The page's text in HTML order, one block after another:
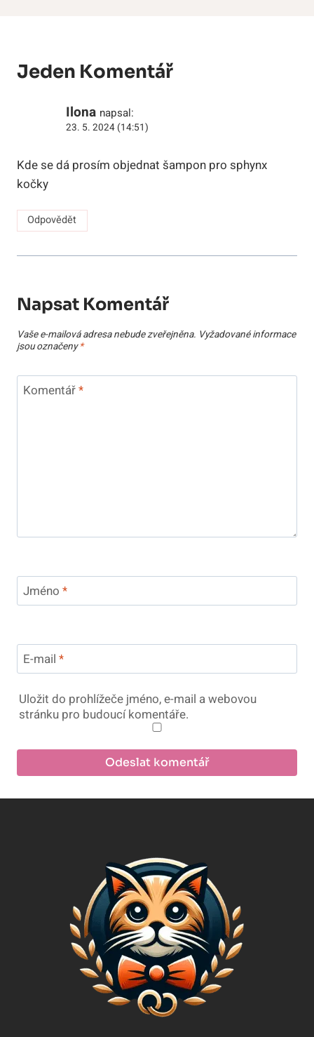
Jeden Komentář
Ilona napsal:
23. 5. 2024 (14:51)
Kde se dá prosím objednat šampon pro sphynx
kočky
Odpovědět
Napsat Komentář
Vaše e-mailová adresa nebude zveřejněna. Vyžadované informace
jsou označeny*
Komentář*
Jméno *
E-mail *
Uložit do prohlížeče jméno, e-mail a webovou
stránku pro budoucí komentáře.